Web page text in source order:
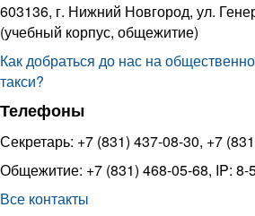
603136, г. Нижний Новгород, ул.
(учебный корпус, общежитие)
Как добраться до нас на
такси?
Телефоны
Секретарь: +7 (831) 437-08-30, +7
Общежитие: +7 (831) 468-05-68, IP: 8-
Все контакты